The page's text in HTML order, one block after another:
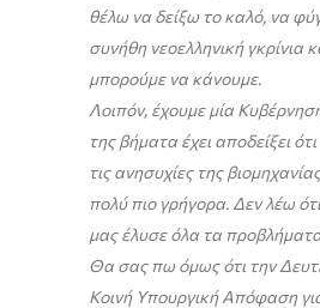
θέλω να δείξω το καλό, να
συνήθη νεοελληνική γκρίνια
μπορούμε να κάνουμε.
Λοιπόν, έχουμε μία
της βήματα έχει αποδείξει
τις ανησυχίες της
πολύ πιο γρήγορα. Δεν λέω
μας έλυσε όλα τα
Θα σας πω όμως ότι την
Κοινή Υπουργική Απόφαση